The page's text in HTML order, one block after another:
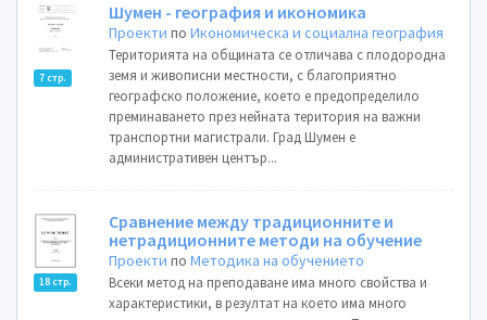
7 стр.
Шумен - география и икономика
Проекти поИкономическа и социална география
Територията на общината се отличава с плодородна
земя и живописни местности, с благоприятно
географско положение, което е предопределило
преминаването през нейната територия на важни
транспортни магистрали. Град Шумен е
административен център...
18 стр.
Сравнение между традиционните и
нетрадиционните методи на обучение
Проекти поМетодика на обучението
Всеки метод на преподаване има много свойства и
характеристики, в резултат на което има много